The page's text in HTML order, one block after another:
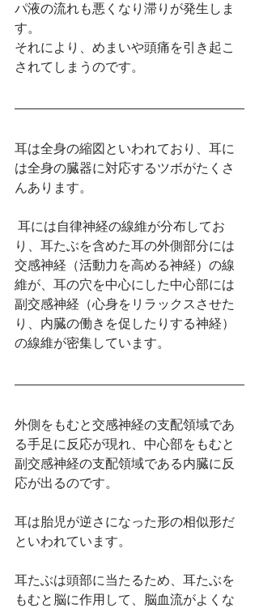
パ液の流れも悪くなり滞りが発生しま
す。
それにより、めまいや頭痛を引き起こ
されてしまうのです。
耳は全身の縮図といわれており、耳に
は全身の臓器に対応するツボがたくさ
んあります。
り、耳たぶを含めた耳の外側部分には
交感神経（活動力を高める神経）の線
維が、耳の穴を中心にした中心部には
副交感神経（心身をリラックスさせた
り、内臓の働きを促したりする神経）
の線維が密集しています。
外側をもむと交感神経の支配領域であ
る手足に反応が現れ、中心部をもむと
副交感神経の支配領域である内臓に反
応が出るのです。
耳は胎児が逆さになった形の相似形だ
といわれています。
耳たぶは頭部に当たるため、耳たぶを
もむと脳に作用して、脳血流がよくな